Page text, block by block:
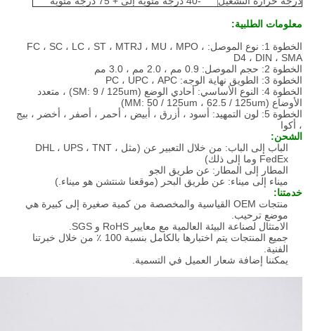
معلومات الطلبية:
الخطوة 1: نوع الموصل: FC ، SC ، LC ، ST ، MTRJ ، MU ، MPO ،
D4 ، DIN ، SMA
الخطوة 2: حجم الموصل: 0.9 مم ، 2.0 مم ، 3.0 مم
الخطوة 3: الطويق نهاية الوجه: PC ، UPC ، APC
الخطوة 4: النوع الأساسي: أحادي الوضع (SM: 9 / 125um) ، متعدد
الأوضاع (MM: 50 / 125um ، 62.5 / 125um)
الخطوة 5: لون التمهيد: أسود ، أزرق ، أبيض ، أحمر ، أصفر ، أخضر ، بيج
، أكوا
الشحن:
الباب إلى الباب: من خلال التعبير عن (مثل DHL ، UPS ، TNT ،
FedEx وما إلى ذلك)
المطار إلى المطار: عن طريق الجو
ميناء إلى ميناء: عن طريق البحر (موقعنا شنتشن هو ميناء.)
خدمتنا:
منتجات OEM القياسية والمخصصة من كمية صغيرة إلى كبيرة هي
موضع ترحيب.
الامتثال لصناعة البيئة العالمية مع معايير RoHS و SGS.
جميع المنتجات يتم اختبارها بالكامل بنسبة 100 ٪ من خلال خبرتنا
الفنية.
يمكننا إضافة شعار العميل في التسمية.